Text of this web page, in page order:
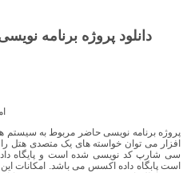
دانلود پروژه برنامه
پروژه برنامه نویسی حاضر مربوط به سیستم
افزار می توان خواسته های یک متصدی هتل را
سی شارپ کد نویسی شده است و پایگاه
است پابگاه داده اکسس می باشد. امکانات